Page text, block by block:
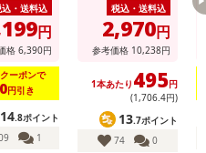
別注意事項（※必ずご確認くだ
2026年07月09日 時点での情報となります。
・送料込
円
格 6,390円
ーポンで
円引き
14.8ポイント
1
税込・送料込
2,970円
参考価格 10,238円
1本あたり 495円
(1,706.4円)
13.7ポイント
74
0